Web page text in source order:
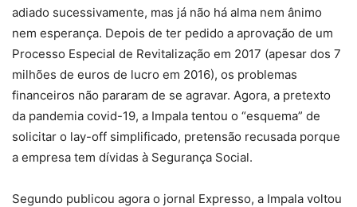
adiado sucessivamente, mas já não há alma nem ânimo
nem esperança. Depois de ter pedido a aprovação de um
Processo Especial de Revitalização em 2017 (apesar dos 7
milhões de euros de lucro em 2016), os problemas
financeiros não pararam de se agravar. Agora, a pretexto
da pandemia covid-19, a Impala tentou o “esquema” de
solicitar o lay-off simplificado, pretensão recusada porque
a empresa tem dívidas à Segurança Social.
Segundo publicou agora o jornal Expresso, a Impala voltou